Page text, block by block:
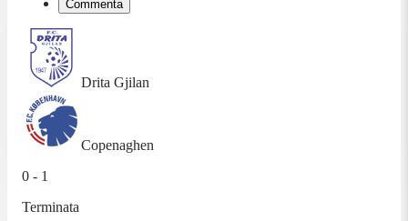
Commenta
Drita Gjilan
Copenaghen
0 - 1
Terminata